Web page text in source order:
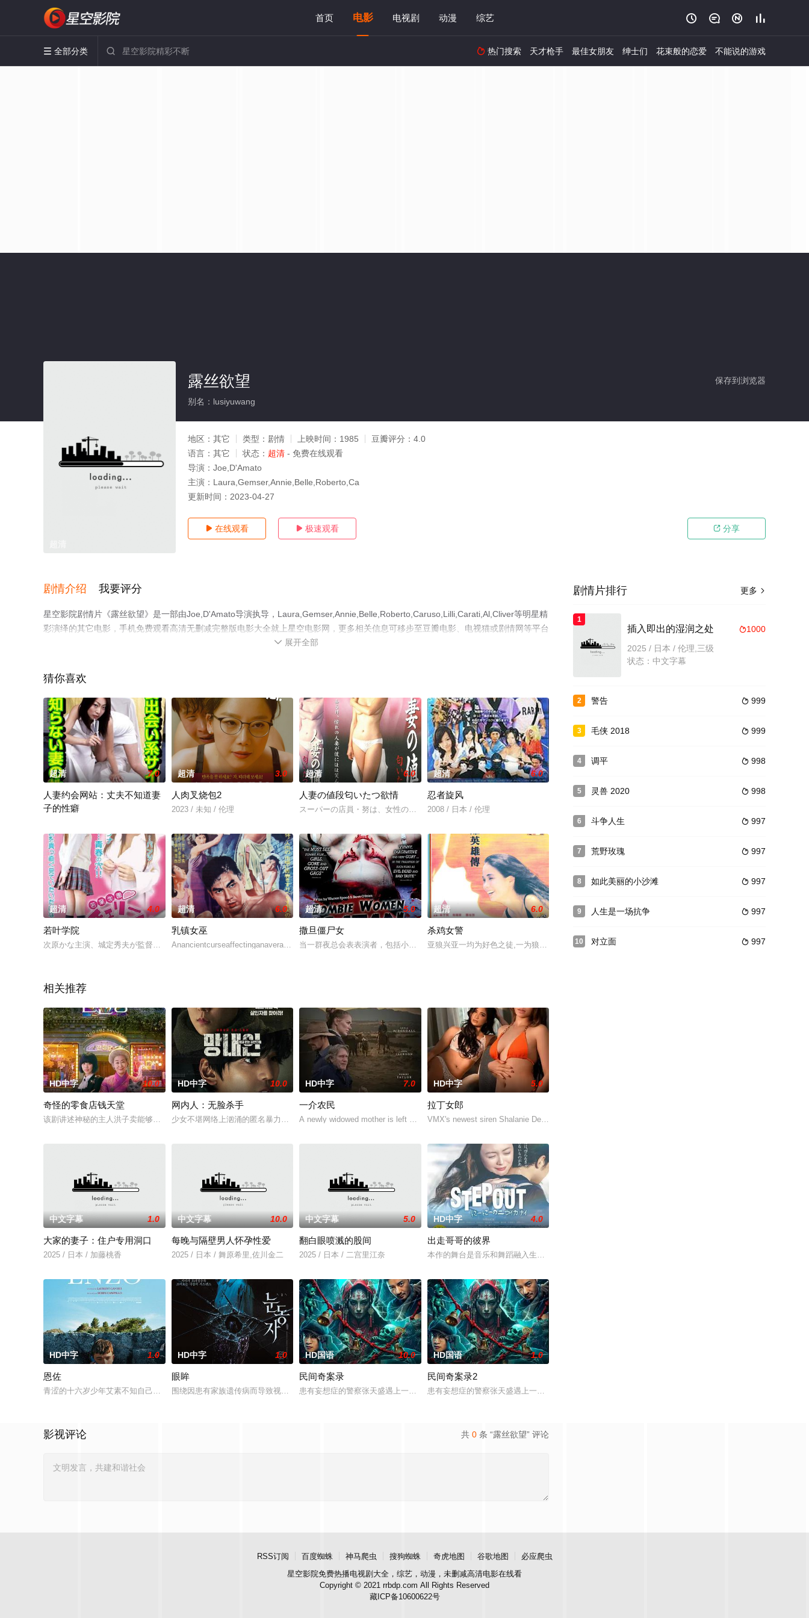
首页 电影 电视剧 动漫 综艺    
 全部分类   热门搜索 天才枪手 最佳女朋友 绅士们 花束般的恋爱 不能说的游戏
保存到浏览器
露丝欲望
别名：lusiyuwang
地区： 其它 类型： 剧情 上映时间： 1985 豆瓣评分： 4.0
语言： 其它 状态： 超清 - 免费在线观看
导演： Joe,D'Amato
主演： Laura,Gemser,Annie,Belle,Roberto,Ca
更新时间： 2023-04-27
 在线观看  极速观看  分享
剧情介绍 我要评分
星空影院剧情片《露丝欲望》是一部由Joe,D'Amato导演执导，Laura,Gemser,Annie,Belle,Roberto,Caruso,Lilli,Carati,Al,Cliver等明星精
彩演绎的其它电影，手机免费观看高清无删减完整版电影大全就上星空电影网，更多相关信息可移步至豆瓣电影、电视猫或剧情网等平台
 展开全部
猜你喜欢
超清 7.0
人妻约会网站：丈夫不知道妻
子的性癖
恋人のひさみに逃げられた敦は、交通事故で一時的に目が見えなくなり、電話交換手の聡子に家に世話しに来てくれと無理な電話をする。だがなぜか聡子はやって来て
超清 3.0
人肉叉烧包2
2023 / 未知 / 伦理
超清 6.0
人妻の値段匂いたつ欲情
スーパーの店員・努は、女性の捨てたゴミを持ち帰っては中身を漁るという危ない性癖を持っていた。&nbsp;&nbsp;&nbsp
超清 6.0
忍者旋风
2008 / 日本 / 伦理
超清 4.0
若叶学院
次原かな主演、城定秀夫が監督・脚本・編集を手掛けるちょっとエッチな青春ドラマ。童貞の二階堂守が通う学校に転校生・明日香がやって来た。彼女を見るだけで守
超清 6.0
乳镇女巫
Anancientcurseaffectinganaveragehusbandbecauseofthelong-agoactionsofanances
超清 5.0
撒旦僵尸女
当一群夜总会表表演者，包括小丑博沃·宙斯，一个浮夸的侏儒，和一个活泼的摇滚小鸡斯凯，抵达有线电视采访的偏远农场，他们很快就发现了那
超清 6.0
杀鸡女警
亚狼兴亚一均为好色之徒,一为狼的前上司,狼要巴结一哥,四出猎艳并上妓寨以讨好一哥,不料适逢警方大举扫
相关推荐
HD中字 10.0
奇怪的零食店钱天堂
该剧讲述神秘的主人洪子卖能够实现人们愿望的神秘零食，以及人们来到那里展开一段魔法般的故事。
HD中字 10.0
网内人：无脸杀手
少女不堪网络上汹涌的匿名暴力，选择结束年轻的生命。悲愤的家属委托私家侦探追查真相，誓要找出躲在屏幕背后的始作俑者。随着调查深入，侦探发现这远不是一起普
HD中字 7.0
一介农民
A newly widowed mother is left with the care of an alcoholic father-in-law
HD中字 5.0
拉丁女郎
VMX's newest siren Shalanie De Vera and Athena Red sizzle in a story about
中文字幕 1.0
大家的妻子：住户专用洞口
2025 / 日本 / 加藤桃香
中文字幕 10.0
每晚与隔壁男人怀孕性爱
2025 / 日本 / 舞原希里,佐川金二
中文字幕 5.0
翻白眼喷溅的股间
2025 / 日本 / 二宫里江奈
HD中字 4.0
出走哥哥的彼界
本作的舞台是音乐和舞蹈融入生活的冲绳。与母亲朱音、妹妹舞一起生活的照屋踊，憧憬舞蹈学校的丽莎，
HD中字 1.0
恩佐
青涩的十六岁少年艾素不知自己想要什么，却清楚自己不要什么：父母享受的中产生活、哥哥向往的名校前途。砌砖建墙，朴拙的体力劳动，来得实实在在；乌克兰工友结
HD中字 1.0
眼眸
围绕因患有家族遗传病而导致视力逐渐丧失的摄影师瑞真展开。在面对跨越视力障碍、好不容易成为陶艺家却离奇身亡的双胞胎妹妹瑞音时，瑞真孤身一人踏上了挖掘死亡
HD国语 10.0
民间奇案录
患有妄想症的警察张天盛遇上一起离奇的神像杀人事件，勘案过程中，牵引出“婴胎报仇”，“娘娘索命”等一连串妖异事件，张天盛虽被种种诡怪幻象
HD国语 1.0
民间奇案录2
患有妄想症的警察张天盛遇上一起离奇的神像杀人事件，勘案过程中，牵引出“婴胎报仇”，“娘娘索命”等一连
共 0 条 “露丝欲望” 评论
影视评论
更多 
剧情片排行
1
1000
插入即出的湿润之处
2025 / 日本 / 伦理,三级
状态：中文字幕
2  999
警告
3  999
毛侠 2018
4  998
调平
5  998
灵兽 2020
6  997
斗争人生
7  997
荒野玫瑰
8  997
如此美丽的小沙滩
9  997
人生是一场抗争
10  997
对立面
RSS订阅 百度蜘蛛 神马爬虫 搜狗蜘蛛 奇虎地图 谷歌地图
必应爬虫
星空影院免费热播电视剧大全，综艺，动漫，未删减高清电影在线看
Copyright © 2021 rrbdp.com All Rights Reserved
藏ICP备10600622号